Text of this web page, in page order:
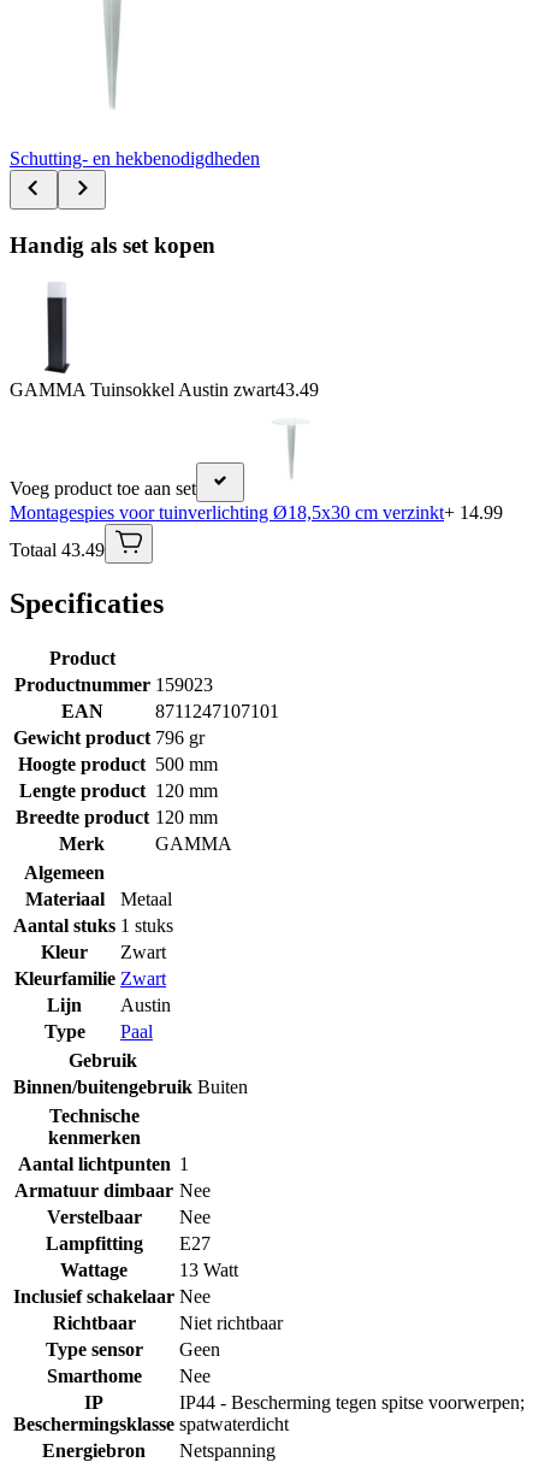
Schutting- en hekbenodigdheden
Handig als set kopen
GAMMA Tuinsokkel Austin zwart43.49
Voeg product toe aan set
Montagespies voor tuinverlichting Ø18,5x30 cm verzinkt+ 14.99
Totaal 43.49
Specificaties
Product
Productnummer 159023
EAN
8711247107101
Gewicht product 796 gr
Hoogte product 500 mm
Lengte product 120 mm
Breedte product 120 mm
Merk
GAMMA
Algemeen
Materiaal
Metaal
Aantal stuks 1 stuks
Kleur
Zwart
Kleurfamilie Zwart
Lijn
Austin
Type
Paal
Gebruik
Binnen/buitengebruik Buiten
Technische
kenmerken
Aantal lichtpunten 1
Armatuur dimbaar Nee
Verstelbaar
Nee
Lampfitting
E27
Wattage
13 Watt
Inclusief schakelaar Nee
Richtbaar
Niet richtbaar
Type sensor
Geen
Smarthome
Nee
IP
Beschermingsklasse
IP44 - Bescherming tegen spitse voorwerpen;
spatwaterdicht
Energiebron
Netspanning